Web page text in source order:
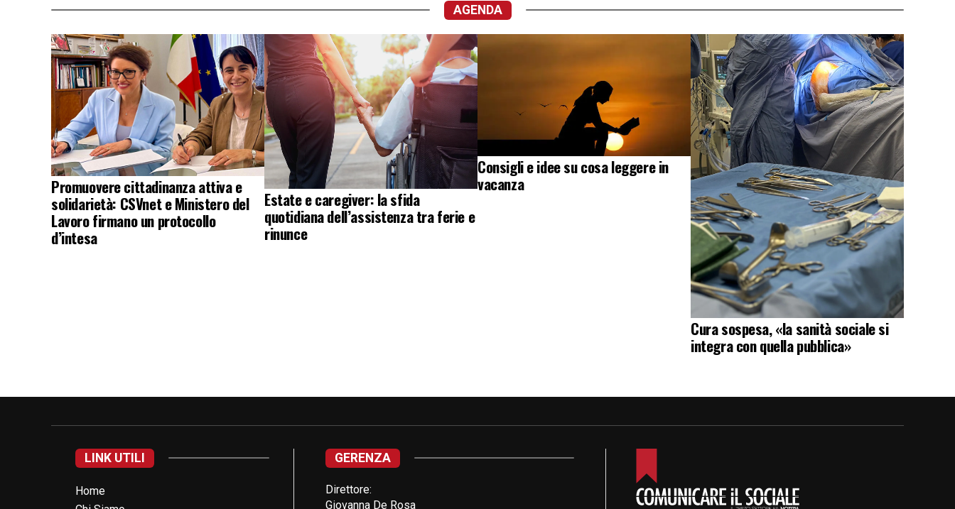
AGENDA
Promuovere cittadinanza attiva e
solidarietà: CSVnet e Ministero del
Lavoro firmano un protocollo
d’intesa
Estate e caregiver: la sfida
quotidiana dell’assistenza tra ferie e
rinunce
Consigli e idee su cosa leggere in
vacanza
Cura sospesa, «la sanità sociale si
integra con quella pubblica»
LINK UTILI
Home
GERENZA
Direttore:
Giovanna De Rosa